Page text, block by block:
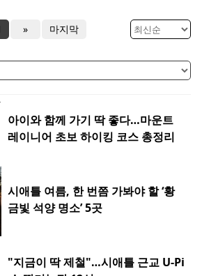
» 마지막
아이와 함께 가기 딱 좋다…마운트
레이니어 초보 하이킹 코스 총정리
시애틀 여름, 한 번쯤 가봐야 할 ‘황
금빛 석양 명소’ 5곳
"지금이 딱 제철"…시애틀 근교 U-Pi